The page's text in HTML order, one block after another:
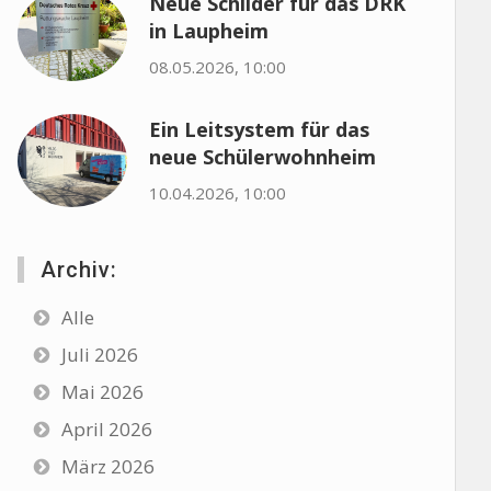
in Laupheim
08.05.2026, 10:00
Ein Leitsystem für das
neue Schülerwohnheim
10.04.2026, 10:00
Archiv:
Alle
Juli 2026
Mai 2026
April 2026
März 2026